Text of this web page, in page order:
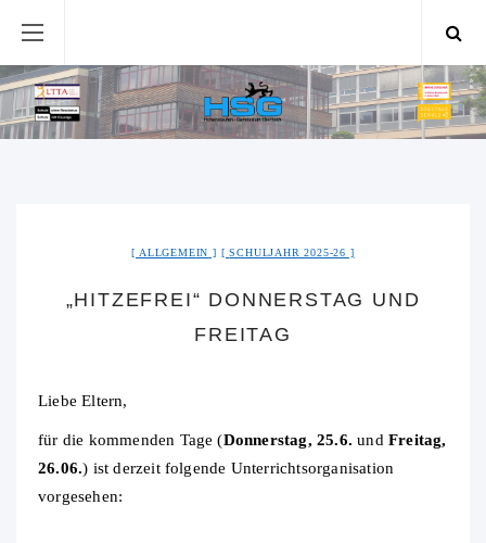
ALLGEMEIN SCHULJAHR 2025-26
„HITZEFREI“ DONNERSTAG UND
FREITAG
Liebe Eltern,
für die kommenden Tage (Donnerstag, 25.6. und Freitag,
26.06.) ist derzeit folgende Unterrichtsorganisation
vorgesehen: